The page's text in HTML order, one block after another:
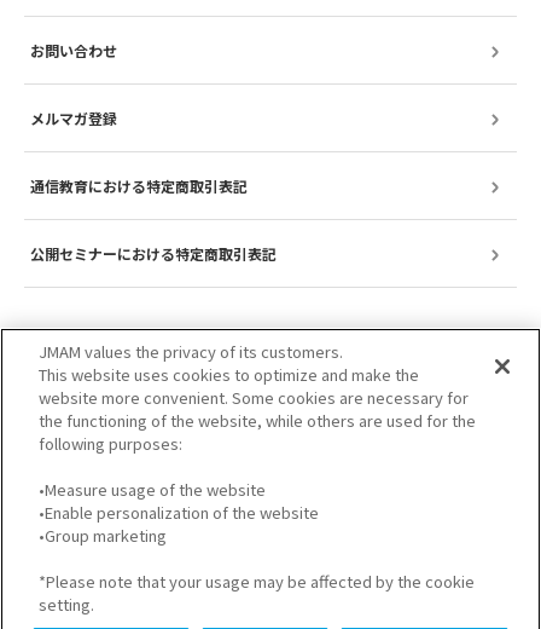
お問い合わせ
メルマガ登録
通信教育における特定商取引表記
公開セミナーにおける特定商取引表記
サイトのご利用について
個人情報保護方針
JMAM values the privacy of its customers.
This website uses cookies to optimize and make the
website more convenient. Some cookies are necessary for
the functioning of the website, while others are used for the
following purposes:
•Measure usage of the website
•Enable personalization of the website
•Group marketing
*Please note that your usage may be affected by the cookie
setting.